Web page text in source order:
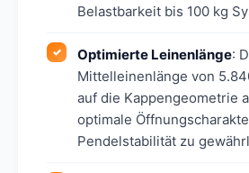
Belastbarkeit bis 100 kg
Optimierte Leinenlänge:
Mittelleinenlänge von
auf die Kappengeometrie
optimale
Pendelstabilität zu